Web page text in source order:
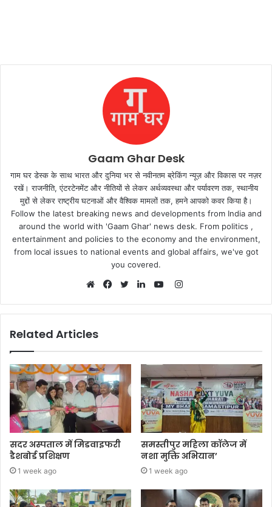
Gaam Ghar Desk
गाम घर डेस्क के साथ भारत और दुनिया भर से नवीनतम ब्रेकिंग न्यूज़ और विकास पर नज़र
रखें। राजनीति, एंटरटेनमेंट और नीतियों से लेकर अर्थव्यवस्था और पर्यावरण तक, स्थानीय
मुद्दों से लेकर राष्ट्रीय घटनाओं और वैश्विक मामलों तक, हमने आपको कवर किया है।
Follow the latest breaking news and developments from India and
around the world with 'Gaam Ghar' news desk. From politics ,
entertainment and policies to the economy and the environment,
from local issues to national events and global affairs, we've got
you covered.
Instagram
Related Articles
सदर अस्पताल में मिडवाइफरी
डैशबोर्ड प्रशिक्षण
1 week ago
समस्तीपुर महिला कॉलेज में
नशा मुक्ति अभियान’
1 week ago